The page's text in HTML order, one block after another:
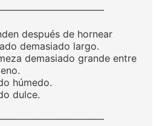
después de hornear
demasiado largo.
demasiado grande entre
húmedo.
dulce.